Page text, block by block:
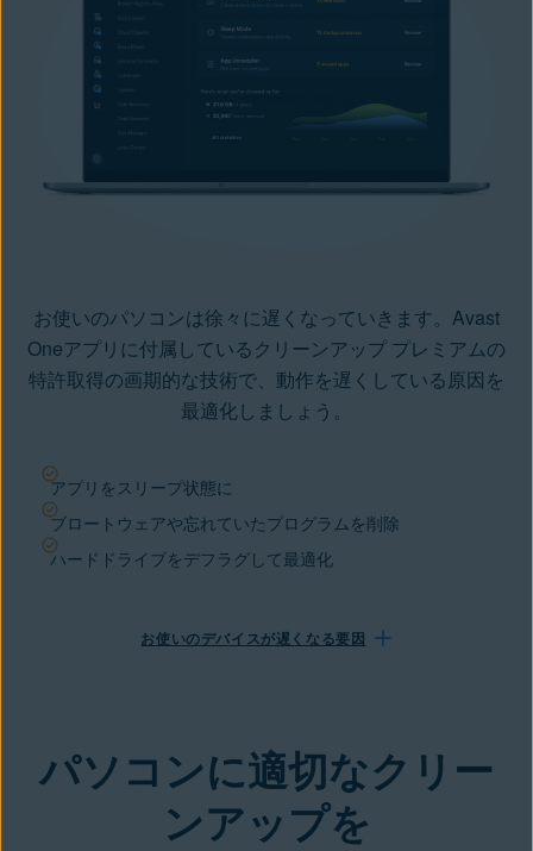
お使いのパソコンは徐々に遅くなっていきます。Avast
Oneアプリに付属しているクリーンアップ プレミアムの
特許取得の画期的な技術で、動作を遅くしている原因を
最適化しましょう。
アプリをスリープ状態に
ブロートウェアや忘れていたプログラムを削除
ハードドライブをデフラグして最適化
お使いのデバイスが遅くなる要因
パソコンに適切なクリー
ンアップを